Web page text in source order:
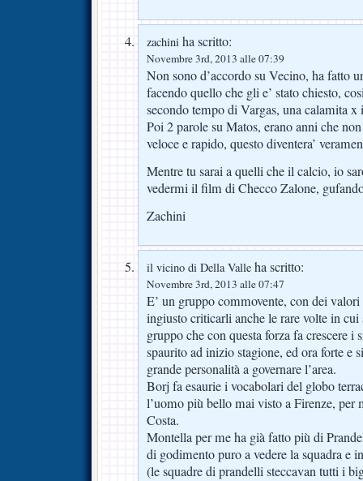
zachini ha scritto:
Novembre 3rd, 2013 alle 07:39
Non sono d’accordo su Vecino, ha fatto
facendo quello che gli e’ stato chiesto,
secondo tempo di Vargas, una calamita x
Poi 2 parole su Matos, erano anni che
veloce e rapido, questo diventera’
Mentre tu sarai a quelli che il calcio, io
vedermi il film di Checco Zalone,
Zachini
il vicino di Della Valle ha scritto:
Novembre 3rd, 2013 alle 07:47
E’ un gruppo commovente, con dei
ingiusto criticarli anche le rare volte in
gruppo che con questa forza fa crescere i
spaurito ad inizio stagione, ed ora forte e
grande personalità a governare l’area.
Borj fa esaurie i vocabolari del globo
l’uomo più bello mai visto a Firenze, per
Costa.
Montella per me ha già fatto più di
di godimento puro a vedere la squadra e
(le squadre di prandelli steccavan tutti i